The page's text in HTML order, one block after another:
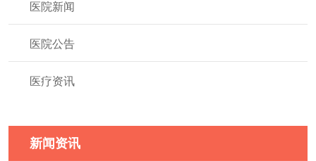
医院新闻
医院公告
医疗资讯
新闻资讯